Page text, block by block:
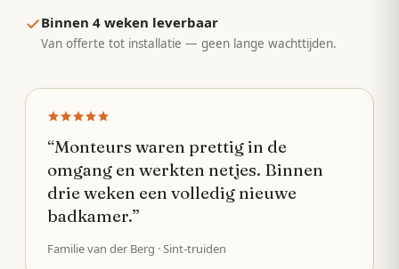
Binnen 4 weken leverbaar
Van offerte tot installatie — geen lange wachttijden.
“Monteurs waren prettig in de
omgang en werkten netjes. Binnen
drie weken een volledig nieuwe
badkamer.”
Familie van der Berg · Sint-truiden